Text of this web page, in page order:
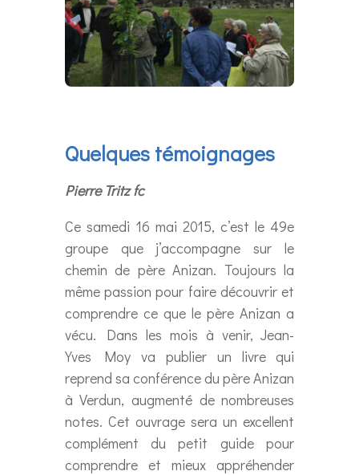
Quelques témoignages
Pierre Tritz fc
Ce samedi 16 mai 2015, c’est le 49e
groupe que j’accompagne sur le
chemin de père Anizan. Toujours la
même passion pour faire découvrir et
comprendre ce que le père Anizan a
vécu. Dans les mois à venir, Jean-
Yves Moy va publier un livre qui
reprend sa conférence du père Anizan
à Verdun, augmenté de nombreuses
notes. Cet ouvrage sera un excellent
complément du petit guide pour
comprendre et mieux appréhender